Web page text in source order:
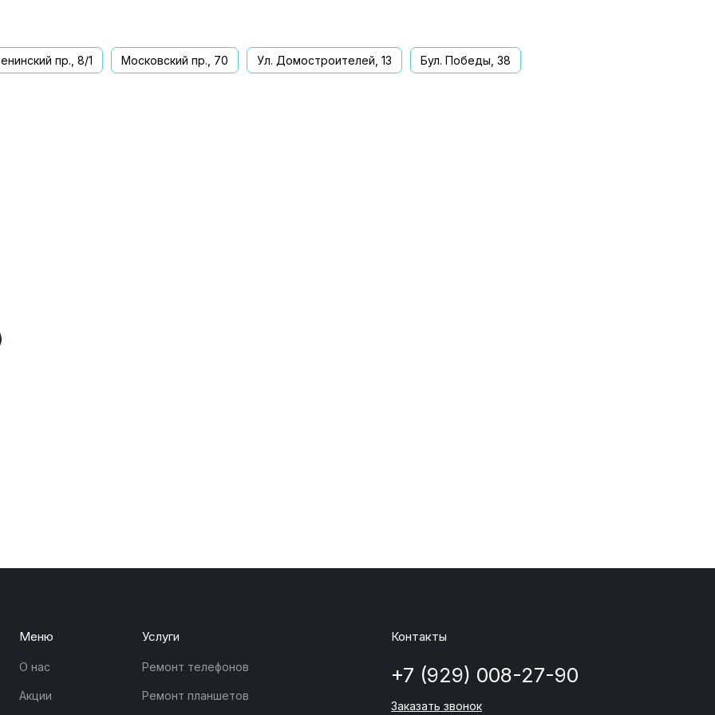
пр., 8/1 Московский пр., 70 Ул. Домостроителей, 13 Бул. Победы, 38
Меню
О нас
Акции
Услуги
Ремонт телефонов
Ремонт планшетов
Контакты
+7 (929) 008-27-90
Заказать звонок